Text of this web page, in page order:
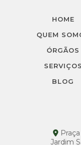
Busca-se boas
Cadê minha
Campanha de
materno
revisão de
Cetesb amplia
HOME
QUEM
ÓRGÃOS
SERVIÇOS
BLOG
Jardim